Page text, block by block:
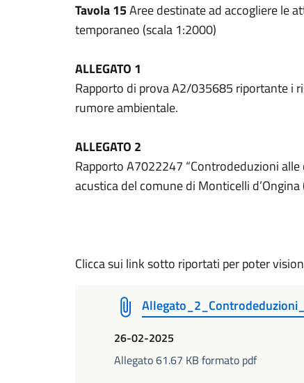
Tavola 15Aree destinate ad accogliere le
temporaneo (scala 1:2000)
ALLEGATO 1
Rapporto di prova A2/035685 riportante i
rumore ambientale.
ALLEGATO 2
Rapporto A7022247 “Controdeduzioni
acustica del comune di Monticelli d’Ongina
Clicca sui link sotto riportati per poter
26-02-2025
Allegato 61.67 KB formato pdf